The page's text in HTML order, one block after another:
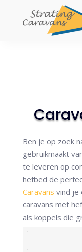
Ben je op zoek
gebruikmaakt
te leveren op
hefbed de
Caravans vind je
caravans met
als koppels die